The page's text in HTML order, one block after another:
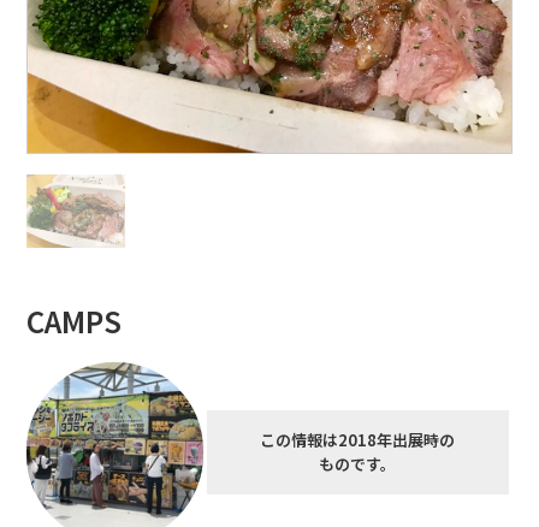
CAMPS
この情報は2018年出展時の
ものです。